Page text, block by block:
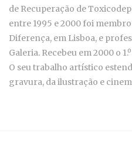
de Recuperação de
entre 1995 e 2000 foi
Diferença, em Lisboa, e
Galeria. Recebeu em 2000 o
O seu trabalho artístico
gravura, da ilustração e